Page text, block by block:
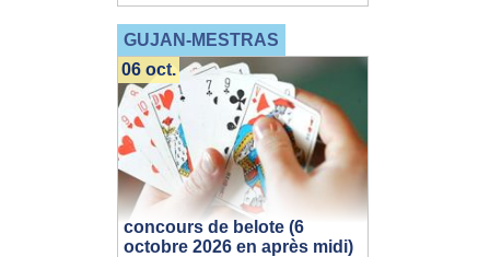
GUJAN-MESTRAS
concours de belote (6
octobre 2026 en après midi)
06 oct.